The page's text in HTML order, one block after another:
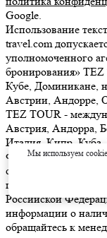
Google.
Использование
travel.com
уполномоченного
бронирования»
Кубе, Доминикане,
Австрии, Андорре,
TEZ TOUR -
Австрия, Андорра,
Италия, Кипр,
Франция, Шри-
сайте, не является
положениями Статьи
Российской
информации о
обращайтесь к
Мы используем